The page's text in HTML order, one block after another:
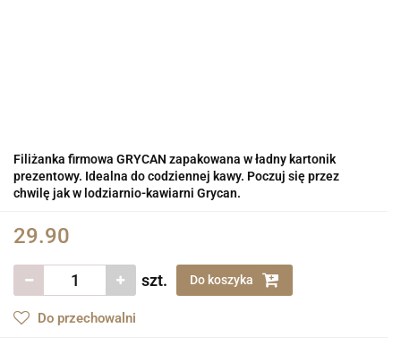
Filiżanka firmowa GRYCAN zapakowana w ładny kartonik
prezentowy. Idealna do codziennej kawy. Poczuj się przez
chwilę jak w lodziarnio-kawiarni Grycan.
29.90
szt. Do koszyka
Do przechowalni